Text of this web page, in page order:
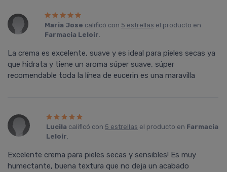
Maria Jose calificó con 5 estrellas el producto en
Farmacia Leloir.
La crema es excelente, suave y es ideal para pieles secas ya
que hidrata y tiene un aroma súper suave, súper
recomendable toda la línea de eucerin es una maravilla
Lucila calificó con 5 estrellas el producto en Farmacia
Leloir.
Excelente crema para pieles secas y sensibles! Es muy
humectante, buena textura que no deja un acabado